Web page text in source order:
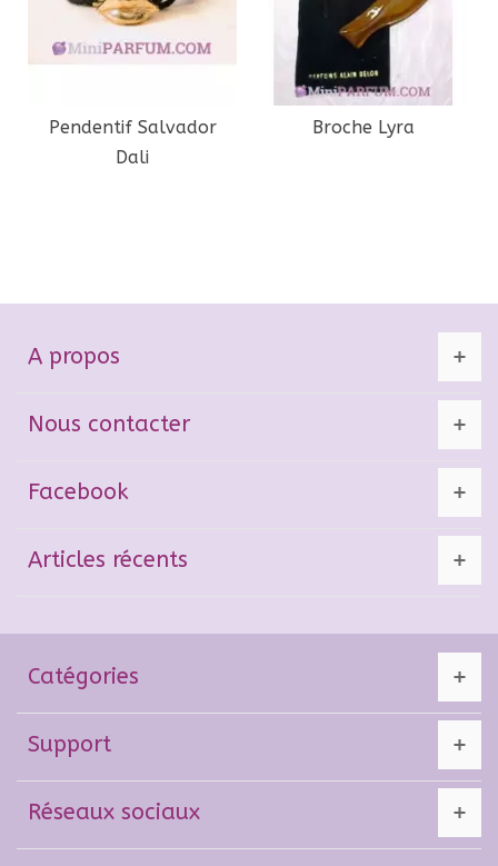
Pendentif Salvador
Dali
Broche Lyra
A propos
Nous contacter
Facebook
Articles récents
Catégories
Support
Réseaux sociaux